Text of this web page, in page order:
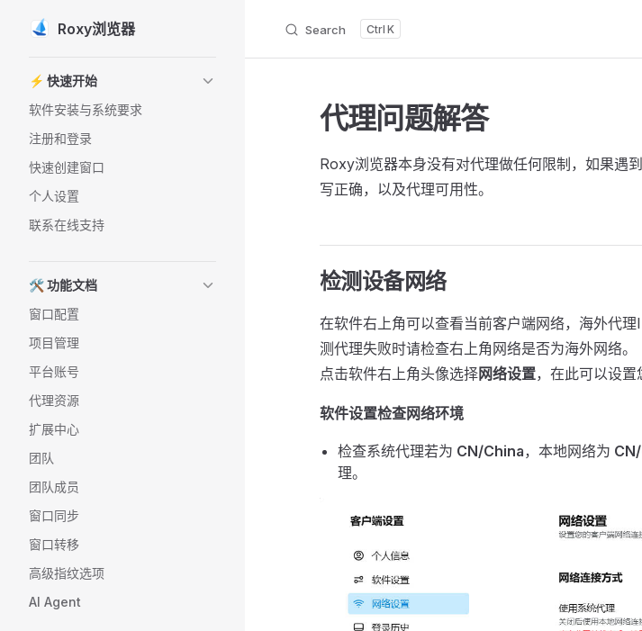
Skip to content
Roxy浏览器 Search K
⚡️ 快速开始
软件安装与系统要求
注册和登录
快速创建窗口
个人设置
联系在线支持
🛠️ 功能文档
窗口配置
项目管理
平台账号
代理资源
扩展中心
团队
团队成员
窗口同步
窗口转移
高级指纹选项
AI Agent
代理问题解答
Roxy浏览器本身没有对代理做任何限制，如果遇
写正确，以及代理可用性。
检测设备网络
在软件右上角可以查看当前客户端网络，海外代
测代理失败时请检查右上角网络是否为海外网络。
点击软件右上角头像选择网络设置，在此可以设置
软件设置检查网络环境
检查系统代理若为 CN/China，本地网络为
理。